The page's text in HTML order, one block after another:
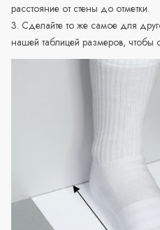
расстояние от стены до отметки.
3. Сделайте то же самое для
нашей таблицей размеров, чтобы